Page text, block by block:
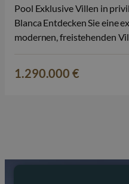
Pool Exklusive Villen in
Blanca Entdecken Sie eine
modernen, freistehenden
Privatgrundstücken ab 625
1.290.000 €